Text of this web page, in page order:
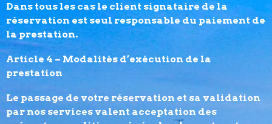
Dans tous les cas le client signataire de la
réservation est seul responsable du paiement de
la prestation.
Article 4 – Modalités d’exécution de la
prestation
Le passage de votre réservation et sa validation
par nos services valent acceptation des